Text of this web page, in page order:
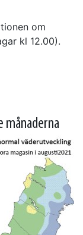
om
kl 12.00).
månaderna